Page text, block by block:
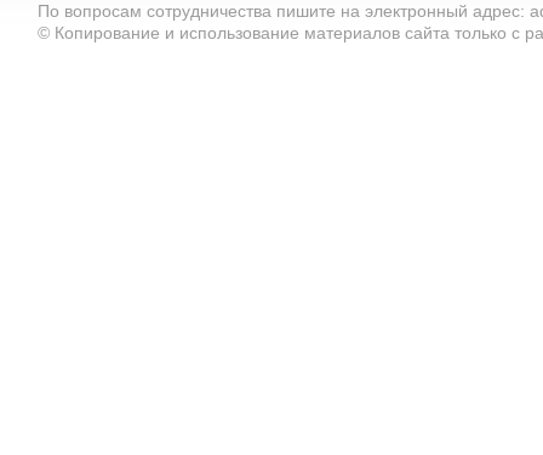
По вопросам сотрудничества пишите на электронный адрес:
© Копирование и использование материалов сайта только с